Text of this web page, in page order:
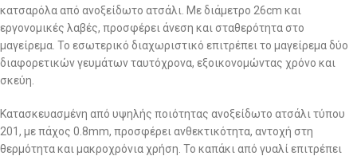
κατσαρόλα από ανοξείδωτο ατσάλι. Με διάμετρο 26cm και
εργονομικές λαβές, προσφέρει άνεση και σταθερότητα στο
μαγείρεμα. Το εσωτερικό διαχωριστικό επιτρέπει το μαγείρεμα δύο
διαφορετικών γευμάτων ταυτόχρονα, εξοικονομώντας χρόνο και
σκεύη.
Κατασκευασμένη από υψηλής ποιότητας ανοξείδωτο ατσάλι τύπου
201, με πάχος 0.8mm, προσφέρει ανθεκτικότητα, αντοχή στη
θερμότητα και μακροχρόνια χρήση. Το καπάκι από γυαλί επιτρέπει